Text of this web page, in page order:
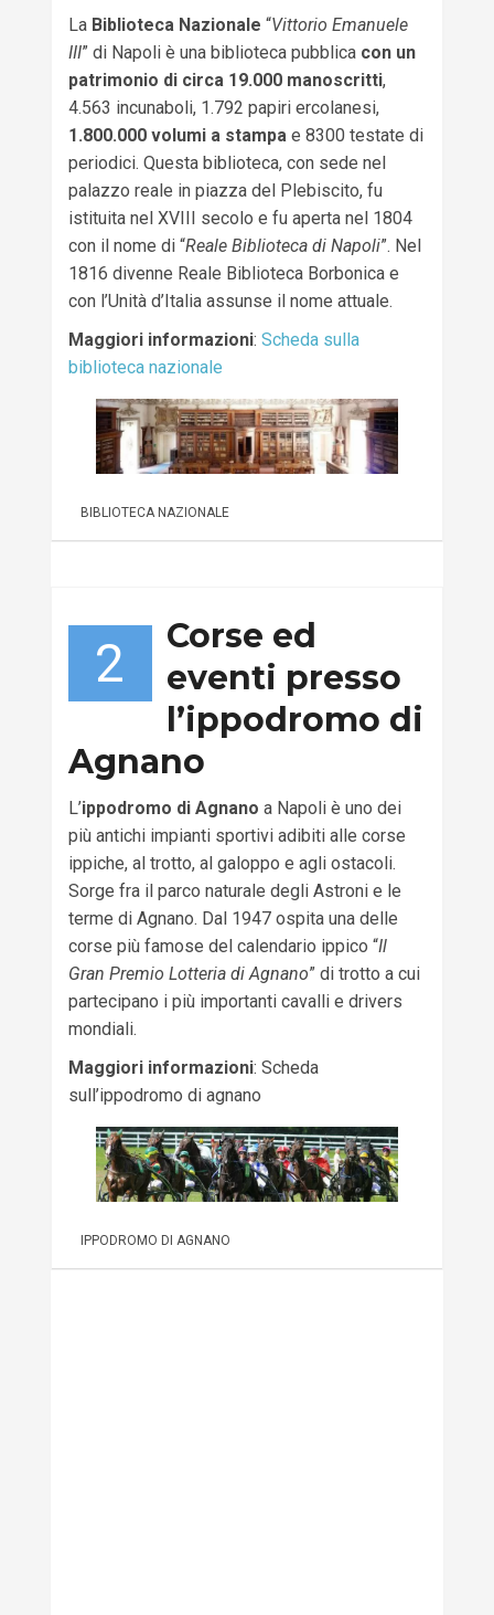
LaBiblioteca Nazionale “Vittorio Emanuele
III” di Napoli è una biblioteca pubblica con un
patrimonio di circa 19.000 manoscritti,
4.563 incunaboli, 1.792 papiri ercolanesi,
1.800.000 volumi a stampae 8300 testate di
periodici. Questa biblioteca, con sede nel
palazzo reale in piazza del Plebiscito, fu
istituita nel XVIII secolo e fu aperta nel 1804
con il nome di “Reale Biblioteca di Napoli”. Nel
1816 divenne Reale Biblioteca Borbonica e
con l’Unità d’Italia assunse il nome attuale.
Maggiori informazioni: Scheda sulla
biblioteca nazionale
BIBLIOTECA NAZIONALE
2
Corse ed
eventi presso
l’ippodromo di
Agnano
L’ippodromo di Agnano a Napoli è uno dei
più antichi impianti sportivi adibiti alle corse
ippiche, al trotto, al galoppo e agli ostacoli.
Sorge fra il parco naturale degli Astroni e le
terme di Agnano. Dal 1947 ospita una delle
corse più famose del calendario ippico “Il
Gran Premio Lotteria di Agnano” di trotto a cui
partecipano i più importanti cavalli e drivers
mondiali.
Maggiori informazioni: Scheda
sull’ippodromo di agnano
IPPODROMO DI AGNANO